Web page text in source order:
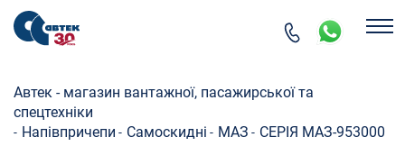
Автек - магазин вантажної, пасажирської та
спецтехніки
- Напівпричепи - Самоскидні - МАЗ - СЕРІЯ МАЗ-953000